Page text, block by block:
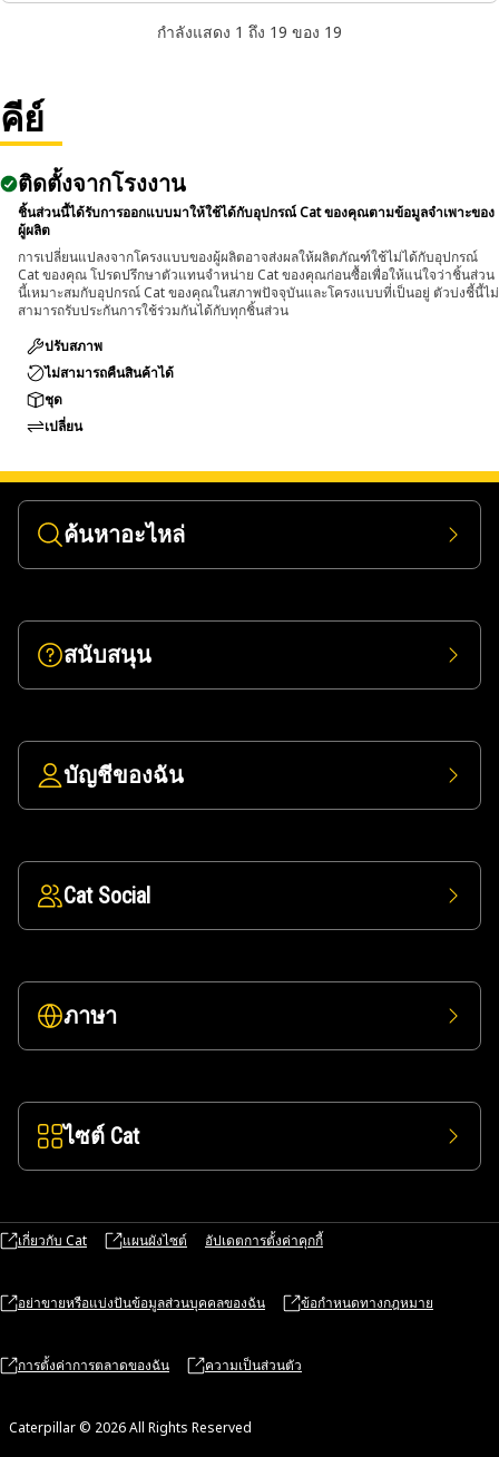
กำลังแสดง 1 ถึง 19 ของ 19
คีย์
ติดตั้งจากโรงงาน
ชิ้นส่วนนี้ได้รับการออกแบบมาให้ใช้ได้กับอุปกรณ์ Cat ของคุณตามข้อมูลจำเพาะของ
ผู้ผลิต
การเปลี่ยนแปลงจากโครงแบบของผู้ผลิตอาจส่งผลให้ผลิตภัณฑ์ใช้ไม่ได้กับอุปกรณ์
Cat ของคุณ โปรดปรึกษาตัวแทนจำหน่าย Cat ของคุณก่อนซื้อเพื่อให้แน่ใจว่าชิ้นส่วน
นี้เหมาะสมกับอุปกรณ์ Cat ของคุณในสภาพปัจจุบันและโครงแบบที่เป็นอยู่ ตัวบ่งชี้นี้ไม่
สามารถรับประกันการใช้ร่วมกันได้กับทุกชิ้นส่วน
ปรับสภาพ
ไม่สามารถคืนสินค้าได้
ชุด
เปลี่ยน
ค้นหาอะไหล่
สนับสนุน
บัญชีของฉัน
Cat Social
ภาษา
ไซต์ Cat
เกี่ยวกับ Cat แผนผังไซต์ อัปเดตการตั้งค่าคุกกี้
อย่าขายหรือแบ่งปันข้อมูลส่วนบุคคลของฉัน ข้อกำหนดทางกฎหมาย
การตั้งค่าการตลาดของฉัน ความเป็นส่วนตัว
Caterpillar © 2026 All Rights Reserved